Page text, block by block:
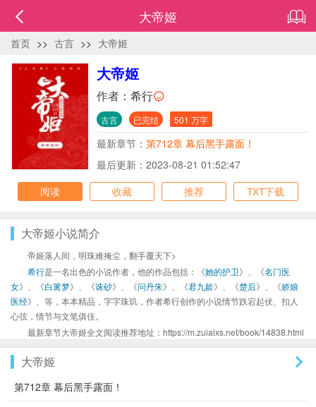
大帝姬
首页 >> 古言 >> 大帝姬
大帝姬
作者： 希行
古言 已完结 501 万字
最新章节： 第712章 幕后黑手露面！
最后更新：2023-08-21 01:52:47
阅读
收藏 推荐 TXT下载
大帝姬小说简介
帝姬落人间，明珠难掩尘，翻手覆天下>
希行是一名出色的小说作者，他的作品包括：《她的护卫》、《名门医
女》、《白篱梦》、《诛砂》、《问丹朱》、《君九龄》、《楚后》、《娇娘
医经》、等，本本精品，字字珠玑，作者希行创作的小说情节跌宕起伏、扣人
心弦，情节与文笔俱佳。
最新章节大帝姬全文阅读推荐地址：https://m.zuiaixs.net/book/14838.html
大帝姬
第712章 幕后黑手露面！